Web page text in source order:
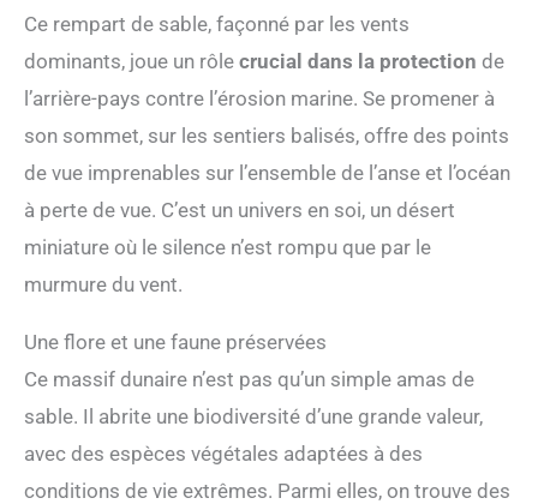
Ce rempart de sable, façonné par les vents
dominants, joue un rôle crucial dans la protection de
l’arrière-pays contre l’érosion marine. Se promener à
son sommet, sur les sentiers balisés, offre des points
de vue imprenables sur l’ensemble de l’anse et l’océan
à perte de vue. C’est un univers en soi, un désert
miniature où le silence n’est rompu que par le
murmure du vent.
Une flore et une faune préservées
Ce massif dunaire n’est pas qu’un simple amas de
sable. Il abrite une biodiversité d’une grande valeur,
avec des espèces végétales adaptées à des
conditions de vie extrêmes. Parmi elles, on trouve des